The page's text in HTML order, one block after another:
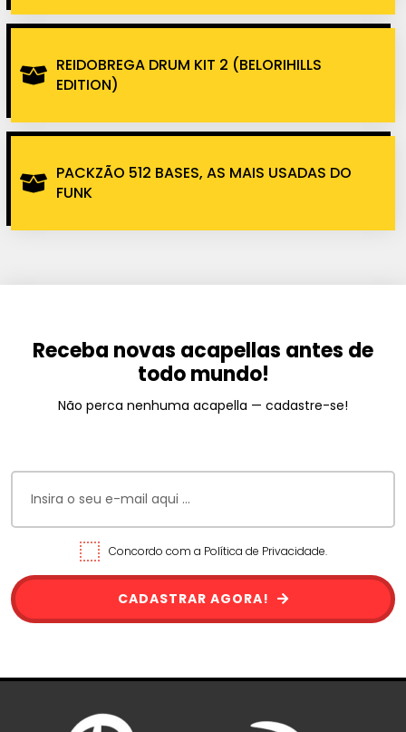
REIDOBREGA DRUM KIT 2 (BELORIHILLS
EDITION)
PACKZÃO 512 BASES, AS MAIS USADAS DO
FUNK
Receba novas acapellas antes de
todo mundo!
Não perca nenhuma acapella — cadastre-se!
Concordo com a Política de Privacidade.
CADASTRAR AGORA!